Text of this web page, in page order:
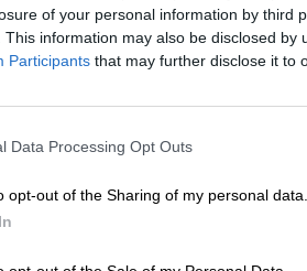
of your personal information by third
This information may also be disclosed by
Participants that may further disclose it to
Data Processing Opt Outs
opt-out of the Sharing of my personal data.
spezielle Themenverkostung an,
Bier, Whiskeybiere, Bockbiere,
Bier verkosten darfst.
Gruppe eine Bierothek
besonderes Erlebnis freuen. Dein